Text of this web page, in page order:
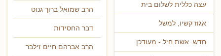
עצה כללית לשלום בית
אגוז קשיו, למשל
חדש: אשת חיל - מעודכן
הרב שמואל ברוך גנוט
דבר החסידות
הרב אברהם חיים זילבר